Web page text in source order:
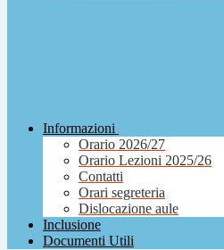
Informazioni
Orario 2026/27
Orario Lezioni 2025/26
Contatti
Orari segreteria
Dislocazione aule
Inclusione
Documenti Utili